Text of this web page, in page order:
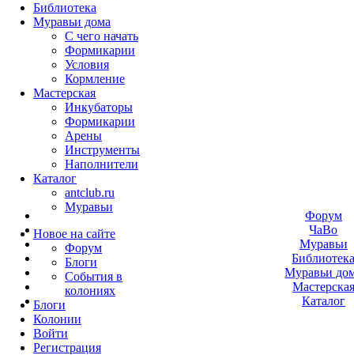
Библиотека
Муравьи дома
С чего начать
Формикарии
Условия
Кормление
Мастерская
Инкубаторы
Формикарии
Арены
Инструменты
Наполнители
Каталог
antclub.ru
Муравьи
Новое на сайте
Форум
Блоги
События в
колониях
Блоги
Колонии
Войти
Peгиcтpaция
Форум
ЧаВо
Муравьи
Муравьи
Мастерская
Каталог